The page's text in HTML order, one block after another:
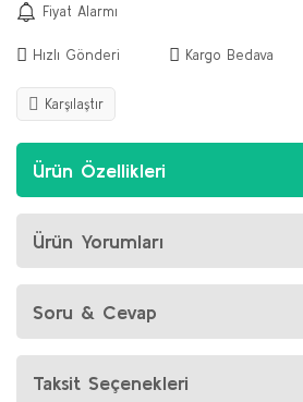
Fiyat Alarmı
Hızlı Gönderi Kargo Bedava
Karşılaştır
Ürün Özellikleri
Ürün Yorumları
Soru & Cevap
Taksit Seçenekleri